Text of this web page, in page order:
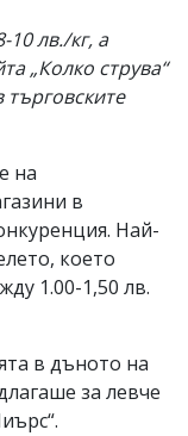
лв./кг, а
„Колко струва“
на
в
Най-
което
1.00-1,50 лв.
в дъното на
за левче